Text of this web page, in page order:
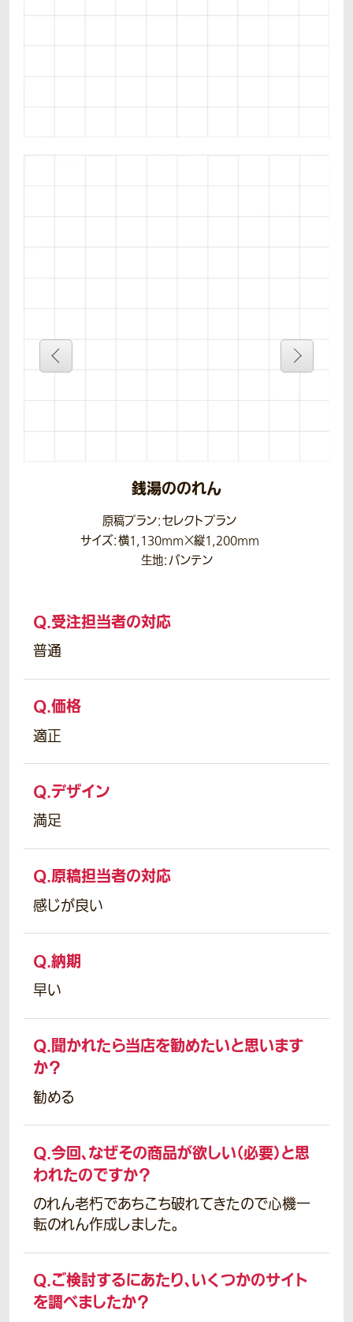
銭湯ののれん
原稿プラン：セレクトプラン
サイズ：横1,130mm×縦1,200mm
生地：バンテン
Q.受注担当者の対応
普通
Q.価格
適正
Q.デザイン
満足
Q.原稿担当者の対応
感じが良い
Q.納期
早い
Q.聞かれたら当店を勧めたいと思います
か？
勧める
Q.今回、なぜその商品が欲しい（必要）と思
われたのですか？
のれん老朽であちこち破れてきたので心機一
転のれん作成しました。
Q.ご検討するにあたり、いくつかのサイト
を調べましたか？